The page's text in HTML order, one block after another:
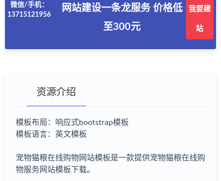
微信/手机：
13715121956
网站建设一条龙服务 价格低
至300元
我要建
站
资源介绍
有疑问？请点击复制链接咨询！
模板布局：响应式bootstrap模板
模板语言：英文模板
宠物猫粮在线购物网站模板是一款提供宠物猫粮在线购
物服务网站模板下载。